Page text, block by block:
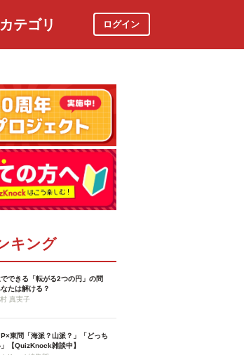
カテゴリ ログイン
キング
できる「転がる2つの円」の問
たは解ける？
真実子
東問「海派？山派？」「どっち
」【QuizKnock雑談中】